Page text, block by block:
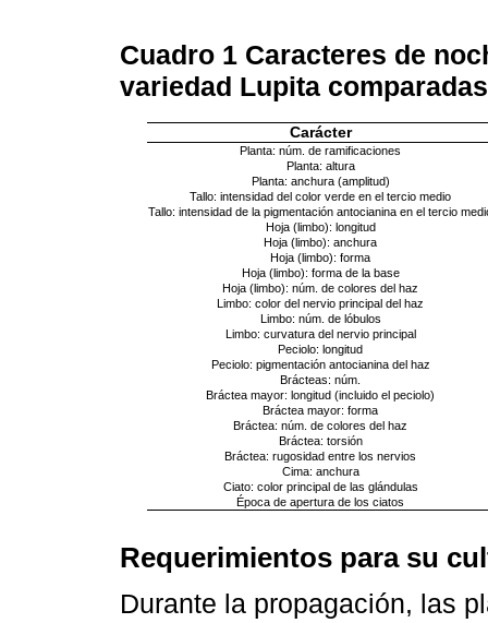
Cuadro 1 Caracteres de
variedad Lupita
Carácter
Planta: núm. de ramificaciones
Planta: altura
Planta: anchura (amplitud)
Tallo: intensidad del color verde en el tercio medio
Tallo: intensidad de la pigmentación antocianina en el tercio
Hoja (limbo): longitud
Hoja (limbo): anchura
Hoja (limbo): forma
Hoja (limbo): forma de la base
Hoja (limbo): núm. de colores del haz
Limbo: color del nervio principal del haz
Limbo: núm. de lóbulos
Limbo: curvatura del nervio principal
Peciolo: longitud
Peciolo: pigmentación antocianina del haz
Brácteas: núm.
Bráctea mayor: longitud (incluido el peciolo)
Bráctea mayor: forma
Bráctea: núm. de colores del haz
Bráctea: torsión
Bráctea: rugosidad entre los nervios
Cima: anchura
Ciato: color principal de las glándulas
Época de apertura de los ciatos
Requerimientos para su
Durante la propagación, las